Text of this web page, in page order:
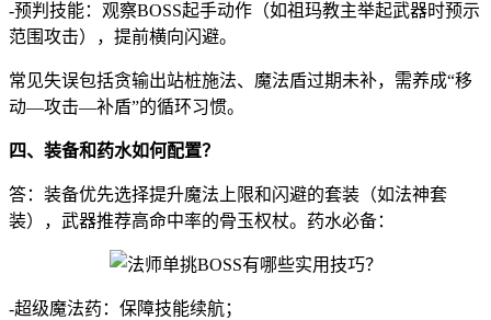
-预判技能：观察BOSS起手动作（如祖玛教主举起武器时预示
范围攻击），提前横向闪避。
常见失误包括贪输出站桩施法、魔法盾过期未补，需养成“移
动—攻击—补盾”的循环习惯。
四、装备和药水如何配置？
答：装备优先选择提升魔法上限和闪避的套装（如法神套
装），武器推荐高命中率的骨玉权杖。药水必备：
-超级魔法药：保障技能续航；